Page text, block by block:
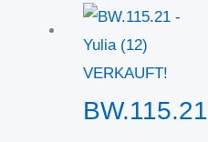
VERKAUFT!
BW.115.21